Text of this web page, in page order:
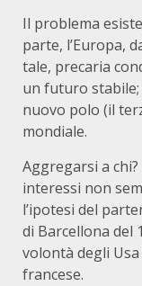
Il problema
parte, l’Europa,
tale, precaria
un futuro
nuovo polo (il
Aggregarsi a
interessi non
l’ipotesi del
di Barcellona del
volontà degli